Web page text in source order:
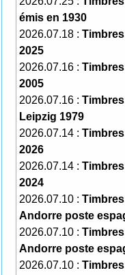
émis en 1930
2026.07.18 :
2025
2026.07.16 :
2005
2026.07.16 :
Leipzig 1979
2026.07.14 :
2026
2026.07.14 :
2024
2026.07.10 :
Andorre poste
2026.07.10 :
Andorre poste
2026.07.10 :